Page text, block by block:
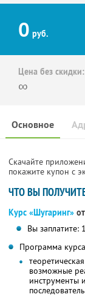
0 руб.
Цена без скидки:
∞
Основное
Скачайте
покажите купон с
ЧТО ВЫ
Курс «Шугаринг»
Вы заплатите:
Программа
возможные
инструменты